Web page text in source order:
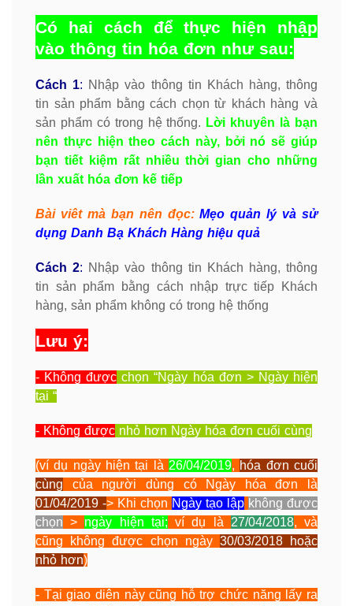
Có hai cách để thực hiện nhập
vào thông tin hóa đơn như sau:
Cách 1: Nhập vào thông tin Khách hàng, thông
tin sản phẩm bằng cách chọn từ khách hàng và
sản phẩm có trong hệ thống. Lời khuyên là bạn
nên thực hiện theo cách này, bởi nó sẽ giúp
bạn tiết kiệm rất nhiều thời gian cho những
lần xuất hóa đơn kế tiếp
Bài viêt mà bạn nên đọc:Mẹo quản lý và sử
dụng Danh Bạ Khách Hàng hiệu quả
Cách 2: Nhập vào thông tin Khách hàng, thông
tin sản phẩm bằng cách nhập trực tiếp Khách
hàng, sản phẩm không có trong hệ thống
Lưu ý:
- Không được chọn “Ngày hóa đơn > Ngày hiện
tại “
- Không được nhỏ hơn Ngày hóa đơn cuối cùng
(ví dụ ngày hiện tại là 26/04/2019, hóa đơn cuối
cùng của người dùng có Ngày hóa đơn là
01/04/2019 -> Khi chọn Ngày tạo lập không được
chọn > ngày hiện tại; ví dụ là 27/04/2018, và
cũng không được chọn ngày 30/03/2018 hoặc
nhỏ hơn)
- Tại giao diên này cũng hỗ trợ chức năng lấy ra